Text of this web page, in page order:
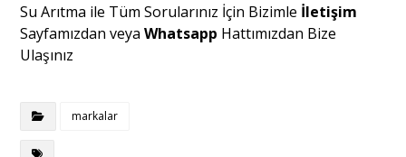
Su Arıtma ile Tüm Sorularınız İçin Bizimle İletişim
Sayfamızdan veyaWhatsapp Hattımızdan Bize
Ulaşınız
markalar